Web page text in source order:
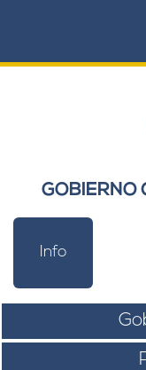
GOBIERNO
Info